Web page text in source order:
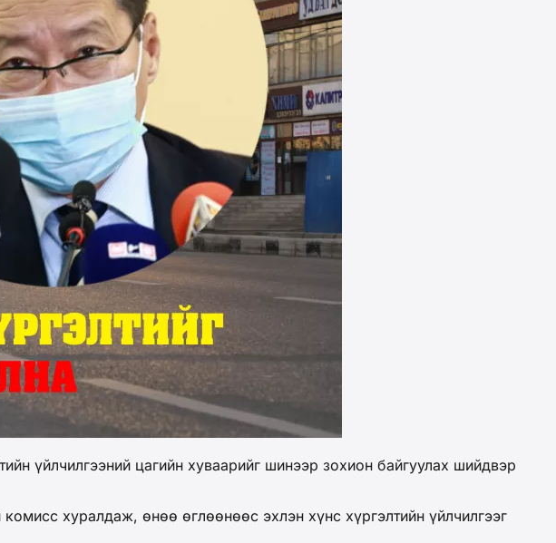
үйлчилгээний цагийн хуваарийг шинээр зохион байгуулах шийдвэр
хуралдаж, өнөө өглөөнөөс эхлэн хүнс хүргэлтийн үйлчилгээг